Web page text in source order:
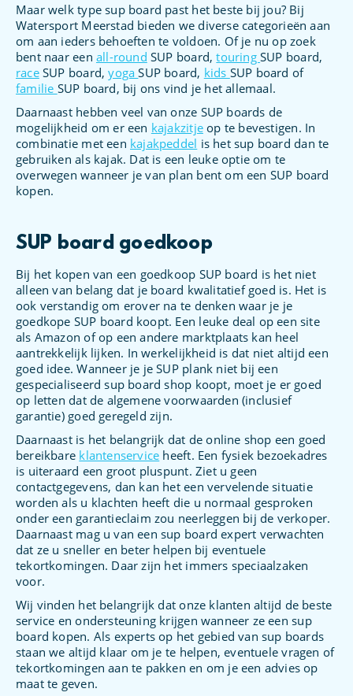
Maar welk type sup board past het beste bij jou? Bij
Watersport Meerstad bieden we diverse categorieën aan
om aan ieders behoeften te voldoen. Of je nu op zoek
bent naar een all-round SUP board,touringSUP board,
raceSUP board,yogaSUP board, kids SUP board of
familie SUP board, bij ons vind je het allemaal.
Daarnaast hebben veel van onze SUP boards de
mogelijkheid om er een kajakzitjeop te bevestigen. In
combinatie met een kajakpeddel is het sup board dan te
gebruiken als kajak. Dat is een leuke optie om te
overwegen wanneer je van plan bent om een SUP board
kopen.
SUP board goedkoop
Bij het kopen van een goedkoop SUP board is het niet
alleen van belang dat je board kwalitatief goed is. Het is
ook verstandig om erover na te denken waar je je
goedkope SUP board koopt. Een leuke deal op een site
als Amazon of op een andere marktplaats kan heel
aantrekkelijk lijken. In werkelijkheid is dat niet altijd een
goed idee. Wanneer je je SUP plank niet bij een
gespecialiseerd sup board shop koopt, moet je er goed
op letten dat de algemene voorwaarden (inclusief
garantie) goed geregeld zijn.
Daarnaast is het belangrijk dat de online shop een goed
bereikbare klantenservice heeft. Een fysiek bezoekadres
is uiteraard een groot pluspunt. Ziet u geen
contactgegevens, dan kan het een vervelende situatie
worden als u klachten heeft die u normaal gesproken
onder een garantieclaim zou neerleggen bij de verkoper.
Daarnaast mag u van een sup board expert verwachten
dat ze u sneller en beter helpen bij eventuele
tekortkomingen. Daar zijn het immers speciaalzaken
voor.
Wij vinden het belangrijk dat onze klanten altijd de beste
service en ondersteuning krijgen wanneer ze een sup
board kopen. Als experts op het gebied van sup boards
staan we altijd klaar om je te helpen, eventuele vragen of
tekortkomingen aan te pakken en om je een advies op
maat te geven.